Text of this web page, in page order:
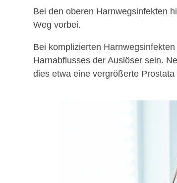
Bei den oberen Harnwegsinfekten
Weg vorbei.
Bei komplizierten
Harnabflusses der Auslöser sein.
dies etwa eine vergrößerte Prostata